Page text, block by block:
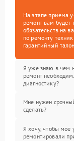
На этапе приема
ремонт вам будет
обязательств на
по ремонту
гарантийный
Я уже знаю в чем
ремонт
диагностику?
Мне нужен
сделать?
Я хочу, чтобы мое
ремонтировали